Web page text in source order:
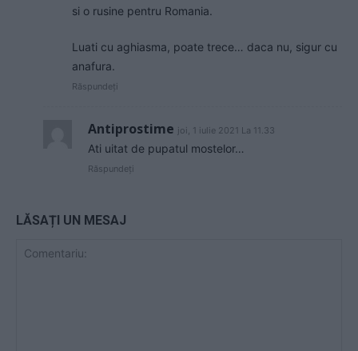
si o rusine pentru Romania.
Luati cu aghiasma, poate trece… daca nu, sigur cu
anafura.
Răspundeți
Antiprostime joi, 1 iulie 2021 La 11.33
Ati uitat de pupatul mostelor…
Răspundeți
LĂSAȚI UN MESAJ